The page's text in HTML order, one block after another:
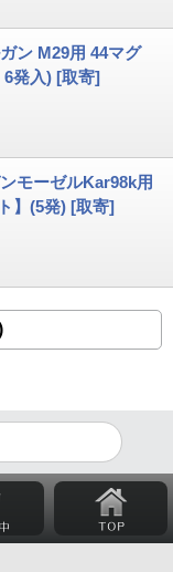
ン M29用 44マグ
発入) [取寄]
モーゼルKar98k用
】(5発) [取寄]